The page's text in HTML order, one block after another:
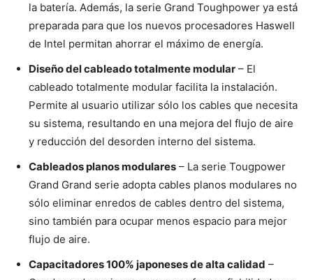
la batería. Además, la serie Grand Toughpower ya está
preparada para que los nuevos procesadores Haswell
de Intel permitan ahorrar el máximo de energía.
Diseño del cableado totalmente modular – El
cableado totalmente modular facilita la instalación.
Permite al usuario utilizar sólo los cables que necesita
su sistema, resultando en una mejora del flujo de aire
y reducción del desorden interno del sistema.
Cableados planos modulares – La serie Tougpower
Grand Grand serie adopta cables planos modulares no
sólo eliminar enredos de cables dentro del sistema,
sino también para ocupar menos espacio para mejor
flujo de aire.
Capacitadores 100% japoneses de alta calidad –